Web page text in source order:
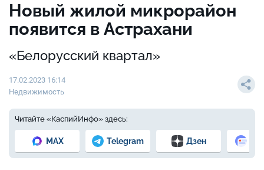
Новый жилой микрорайон
появится в Астрахани
«Белорусский квартал»
17.02.2023 16:14
Недвижимость
Читайте «КаспийИнфо» здесь:
MAX Telegram Дзен